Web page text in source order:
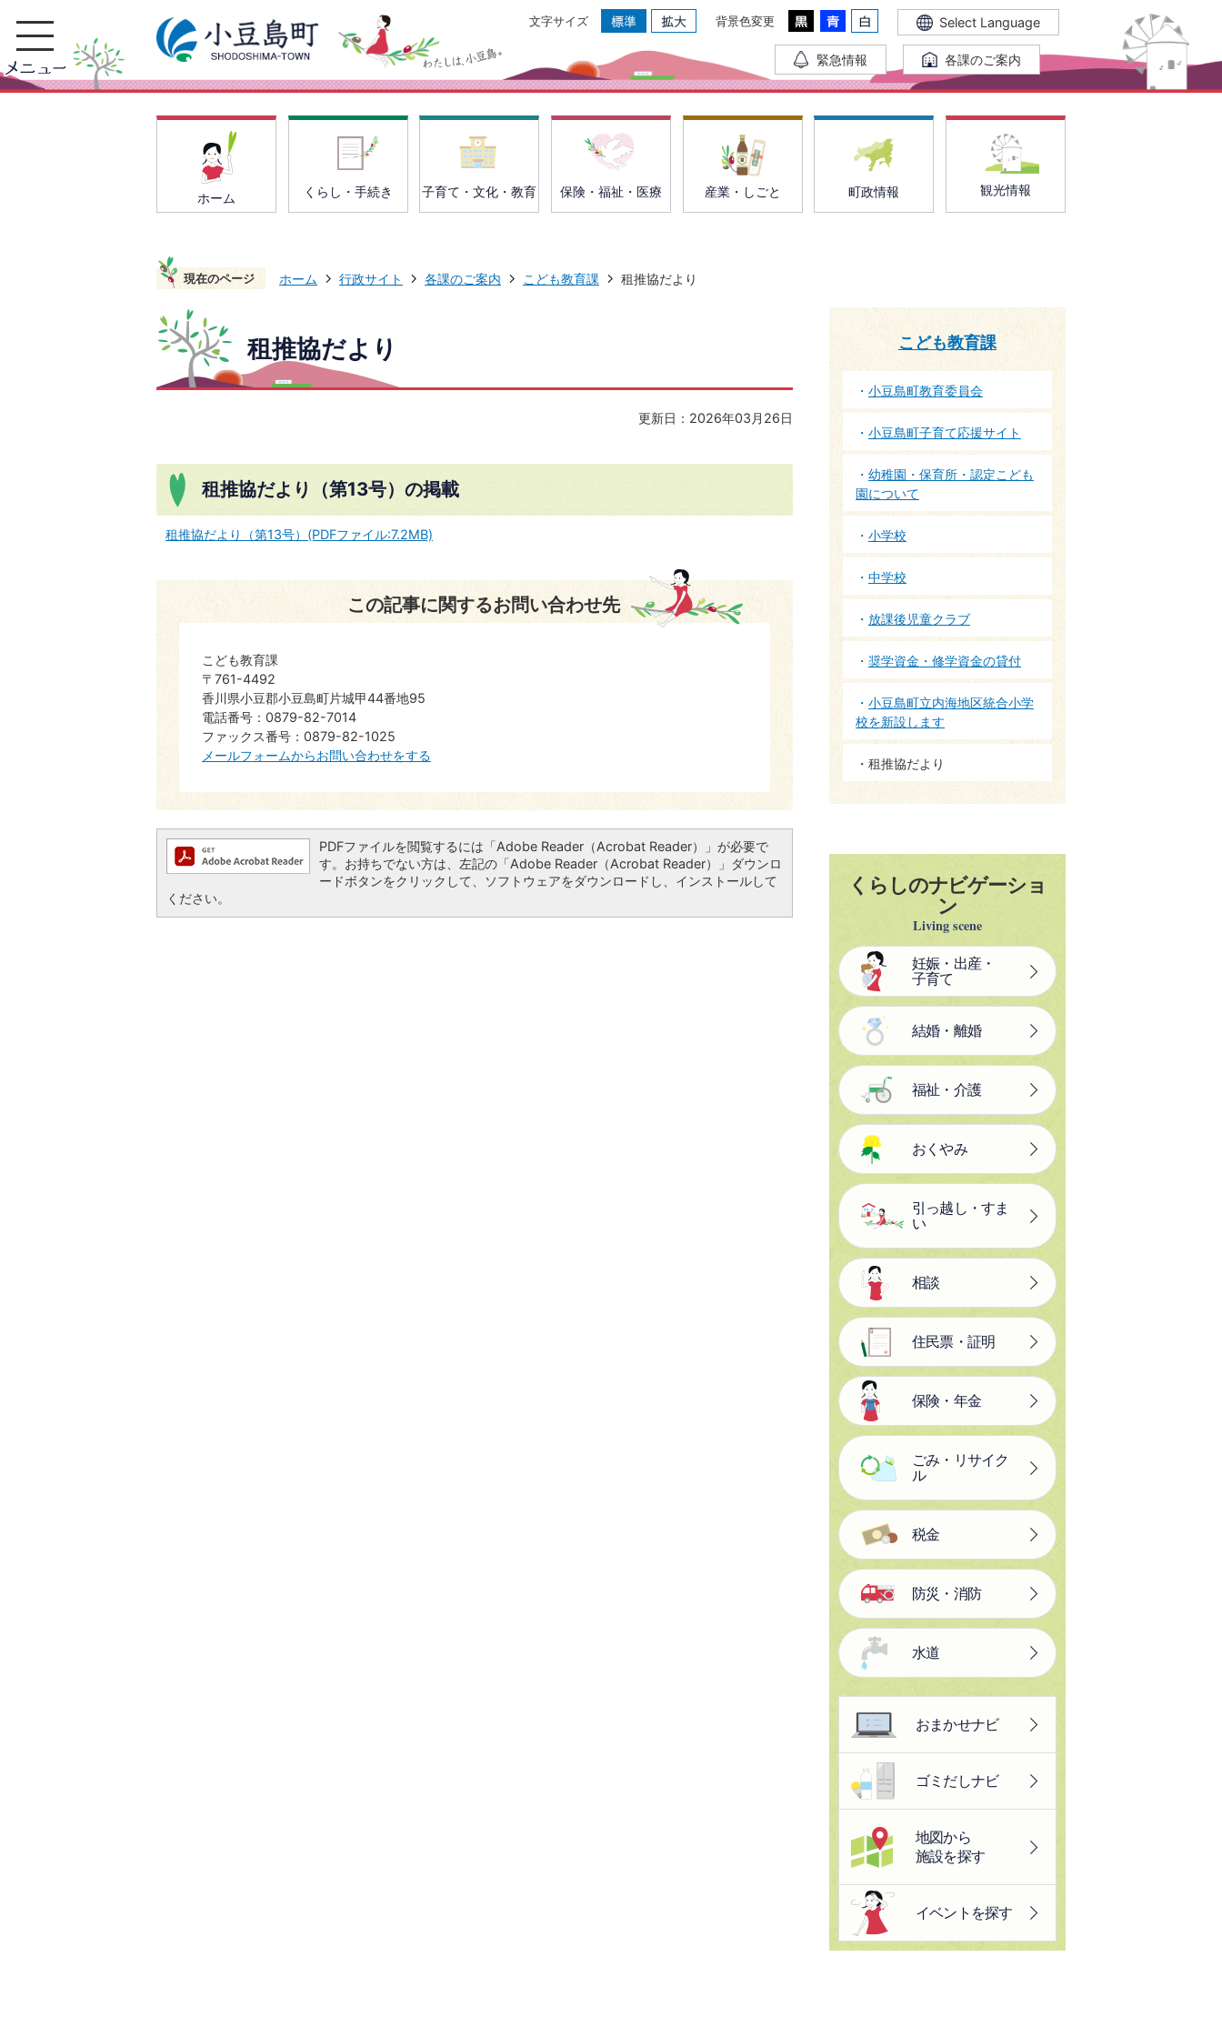
文字サイズ 背景色変更 Select Language
緊急情報 各課のご案内
ホーム くらし・手続き 子育て・文化・教育 保険・福祉・医療 産業・しごと 町政情報 観光情報
現在のページ ホーム 行政サイト 各課のご案内 こども教育課 租推協だより
租推協だより
更新日：2026年03月26日
租推協だより（第13号）の掲載
租推協だより（第13号）(PDFファイル:7.2MB)
この記事に関するお問い合わせ先
こども教育課
〒761-4492
香川県小豆郡小豆島町片城甲44番地95
電話番号：0879-82-7014
ファックス番号：0879-82-1025
メールフォームからお問い合わせをする
PDFファイルを閲覧するには「Adobe Reader（Acrobat Reader）」が必要で
す。お持ちでない方は、左記の「Adobe Reader（Acrobat Reader）」ダウンロ
ードボタンをクリックして、ソフトウェアをダウンロードし、インストールして
ください。
こども教育課
小豆島町教育委員会
小豆島町子育て応援サイト
幼稚園・保育所・認定こども
園について
小学校
中学校
放課後児童クラブ
奨学資金・修学資金の貸付
小豆島町立内海地区統合小学
校を新設します
租推協だより
くらしのナビゲーショ
ン
Living scene
妊娠・出産・
子育て
結婚・離婚
福祉・介護
おくやみ
引っ越し・すま
い
相談
住民票・証明
保険・年金
ごみ・リサイク
ル
税金
防災・消防
水道
おまかせナビ
ゴミだしナビ
地図から
施設を探す
イベントを探す